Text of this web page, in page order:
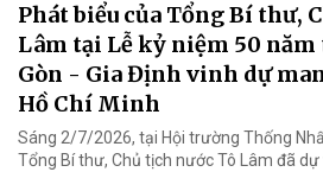
Phát biểu của Tổng Bí thư,
Lâm tại Lễ kỷ niệm 50 năm
Gòn - Gia Định vinh dự
Hồ Chí Minh
Sáng 2/7/2026, tại Hội trường Thống
Tổng Bí thư, Chủ tịch nước Tô Lâm đã dự